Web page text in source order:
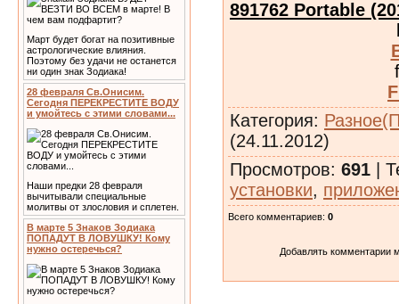
Март будет богат на позитивные
астрологические влияния.
Поэтому без удачи не останется
ни один знак Зодиака!
28 февраля Св.Онисим.
Сегодня ПЕРЕКРЕСТИТЕ ВОДУ
и умойтесь с этими словами...
Наши предки 28 февраля
вычитывали специальные
молитвы от злословия и сплетен.
В марте 5 Знаков Зодиака
ПОПАДУТ В ЛОВУШКУ! Кому
нужно остеречься?
891762 Portable
Категория:
(24.11.2012)
Просмотров: 691 |
установки,
Всего комментариев: 0
Добавлять комментарии